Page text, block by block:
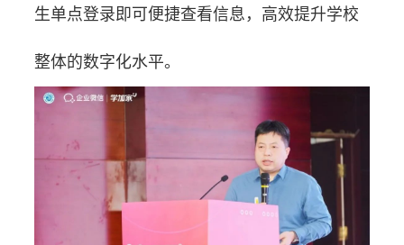
生单点登录即可便捷查看信息，高效提升学校
整体的数字化水平。